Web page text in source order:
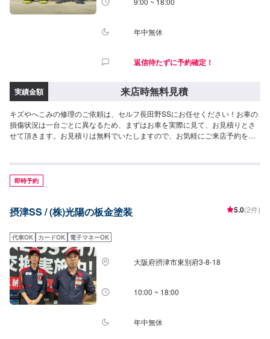
年中無休
返信待たずに予約確定！
実績金額 来店時無料見積
キズやへこみの修理のご依頼は、セルフ長田野SSにお任せください！お車の
損傷状況は一台ごとに異なるため、まずはお車を実際に見て、お見積りとさ
せて頂きます。お見積りは無料でいたしますので、お気軽にご来店予約をお
即時予約
摂津SS / (株)光陽の板金塗装 5.0(2件)
代車OK カードOK 電子マネーOK
大阪府摂津市東別府3-8-18
10:00 ~ 18:00
年中無休